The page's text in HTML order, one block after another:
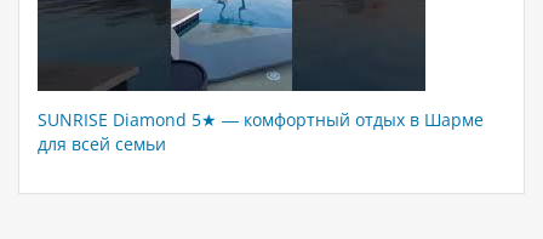
SUNRISE Diamond 5★ — комфортный отдых в Шарме
для всей семьи